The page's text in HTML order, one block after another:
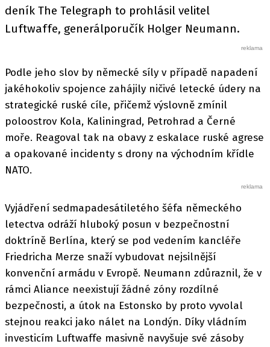
deník The Telegraph to prohlásil velitel
Luftwaffe, generálporučík Holger Neumann.
Podle jeho slov by německé síly v případě napadení
jakéhokoliv spojence zahájily ničivé letecké údery na
strategické ruské cíle, přičemž výslovně zmínil
poloostrov Kola, Kaliningrad, Petrohrad a Černé
moře. Reagoval tak na obavy z eskalace ruské agrese
a opakované incidenty s drony na východním křídle
NATO.
Vyjádření sedmapadesátiletého šéfa německého
letectva odráží hluboký posun v bezpečnostní
doktríně Berlína, který se pod vedením kancléře
Friedricha Merze snaží vybudovat nejsilnější
konvenční armádu v Evropě. Neumann zdůraznil, že v
rámci Aliance neexistují žádné zóny rozdílné
bezpečnosti, a útok na Estonsko by proto vyvolal
stejnou reakci jako nálet na Londýn. Díky vládním
investicím Luftwaffe masivně navyšuje své zásoby